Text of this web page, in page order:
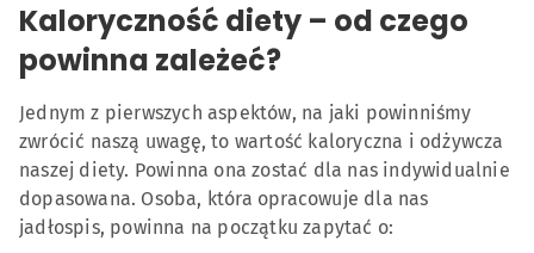
Kaloryczność diety – od czego
powinna zależeć?
Jednym z pierwszych aspektów, na jaki powinniśmy
zwrócić naszą uwagę, to wartość kaloryczna i odżywcza
naszej diety. Powinna ona zostać dla nas indywidualnie
dopasowana. Osoba, która opracowuje dla nas
jadłospis, powinna na początku zapytać o: